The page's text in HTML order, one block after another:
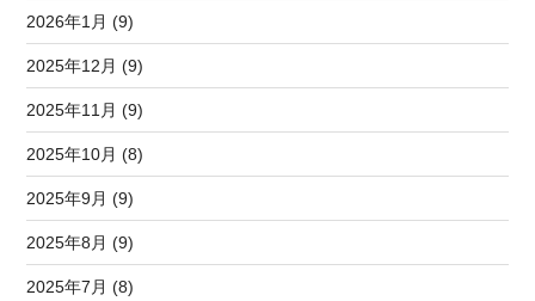
2026年1月 (9)
2025年12月 (9)
2025年11月 (9)
2025年10月 (8)
2025年9月 (9)
2025年8月 (9)
2025年7月 (8)